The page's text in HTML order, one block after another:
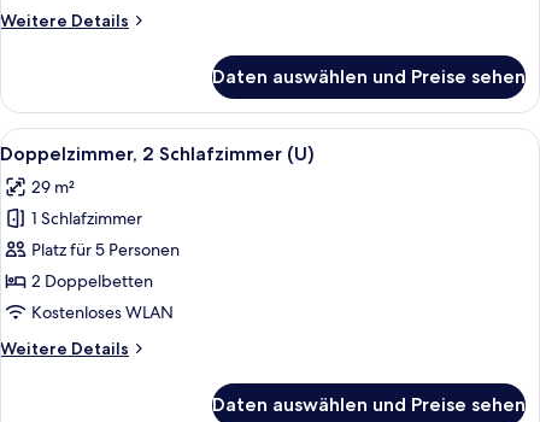
US)
anzeigen
Weitere Details
Weitere
Gartenblick
(B2C-
US)
Daten auswählen und Preise sehen
Alle
Fotos
für
Doppelzimmer,
2 Schlafzimmer
(U)
anzeigen
Ein Hotelzimmer mit zwei Betten,
6
Doppelzimmer, 2 Schlafzimmer (U)
29 m²
1 Schlafzimmer
Platz für 5 Personen
2 Doppelbetten
Kostenloses WLAN
Weitere Details
Weitere
Daten auswählen und Preise sehen